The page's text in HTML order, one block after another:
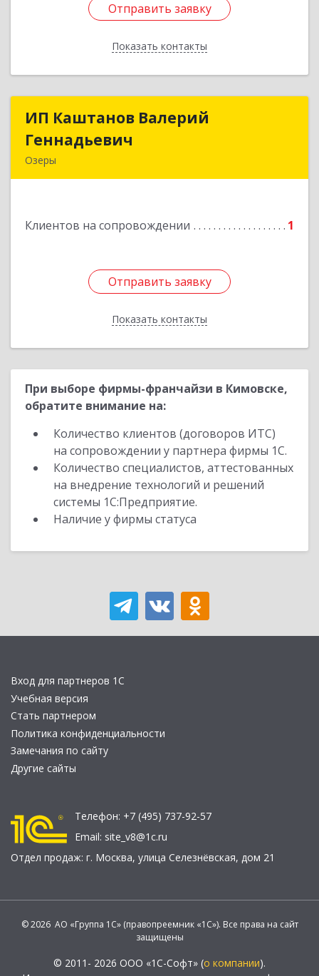
Отправить заявку
Показать контакты
Отправить заявку
Назад
ИП Каштанов Валерий
Геннадьевич
Озеры
Клиентов на сопровождении 1
Отправить заявку
Показать контакты
ИП Каштанов Валерий
Подробнее
Отправить заявку
Назад
При выборе фирмы-франчайзи в Кимовске,
обратите внимание на:
Количество клиентов (договоров ИТС)
на сопровождении у партнера фирмы 1С.
Количество специалистов, аттестованных
на внедрение технологий и решений
системы 1С:Предприятие.
Наличие у фирмы статуса
Вход для партнеров 1С
Учебная версия
Стать партнером
Политика конфиденциальности
Замечания по сайту
Другие сайты
Телефон: +7 (495) 737-92-57
Email: site_v8@1c.ru
Отдел продаж: г. Москва, улица Селезнёвская, дом 21
© 2026 АО «Группа 1С» (правопреемник «1С»). Все права на сайт
защищены
© 2011- 2026 ООО «1С-Софт» (о компании).